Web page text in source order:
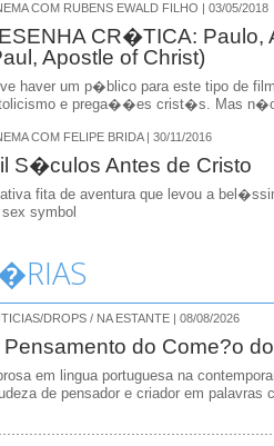
COM RUBENS EWALD FILHO | 03/05/2018
CR�TICA:
Apostle of Christ)
haver um p�blico para este tipo de
e prega��es crist�s. Mas n�o
COM FELIPE BRIDA | 30/11/2016
S�culos Antes de Cristo
fita de aventura que levou a
symbol
DROPS / NA ESTANTE | 08/08/2026
Pensamento do Come?o
em lingua portuguesa na
de pensador e criador em palavras